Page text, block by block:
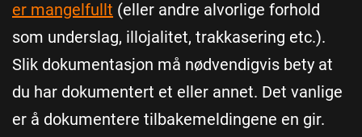
er mangelfullt (eller andre alvorlige forhold
som underslag, illojalitet, trakkasering etc.).
Slik dokumentasjon må nødvendigvis bety at
du har dokumentert et eller annet. Det vanlige
er å dokumentere tilbakemeldingene en gir.